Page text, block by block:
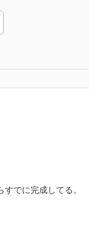
でに完成してる。